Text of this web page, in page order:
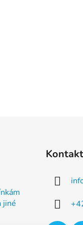
jiné
Kontakt